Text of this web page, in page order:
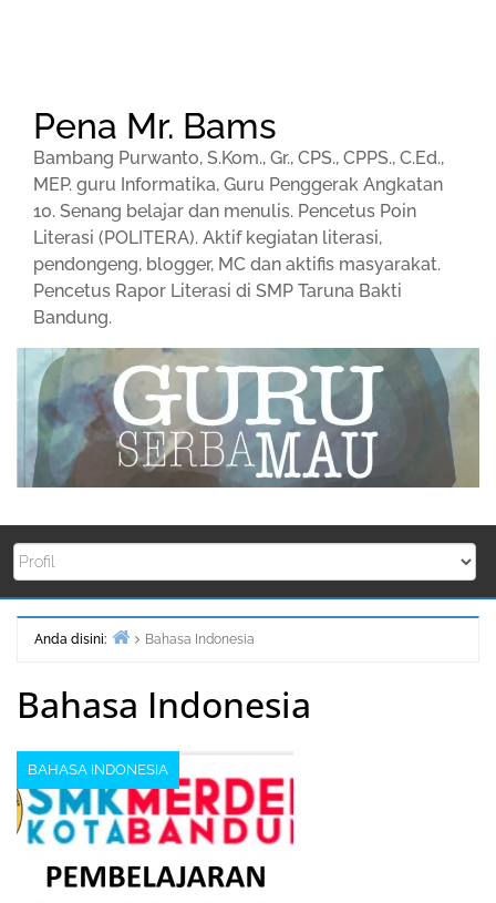
Pena Mr. Bams
Bambang Purwanto, S.Kom., Gr., CPS., CPPS., C.Ed.,
MEP. guru Informatika, Guru Penggerak Angkatan
10. Senang belajar dan menulis. Pencetus Poin
Literasi (POLITERA). Aktif kegiatan literasi,
pendongeng, blogger, MC dan aktifis masyarakat.
Pencetus Rapor Literasi di SMP Taruna Bakti
Bandung.
Anda disini:
Bahasa Indonesia
Bahasa Indonesia
BAHASA INDONESIA